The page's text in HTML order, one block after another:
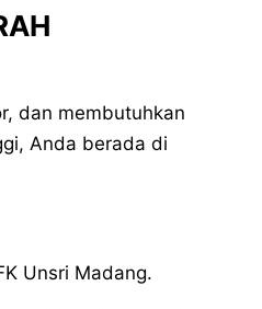
dan membutuhkan
Anda berada di
Unsri Madang.